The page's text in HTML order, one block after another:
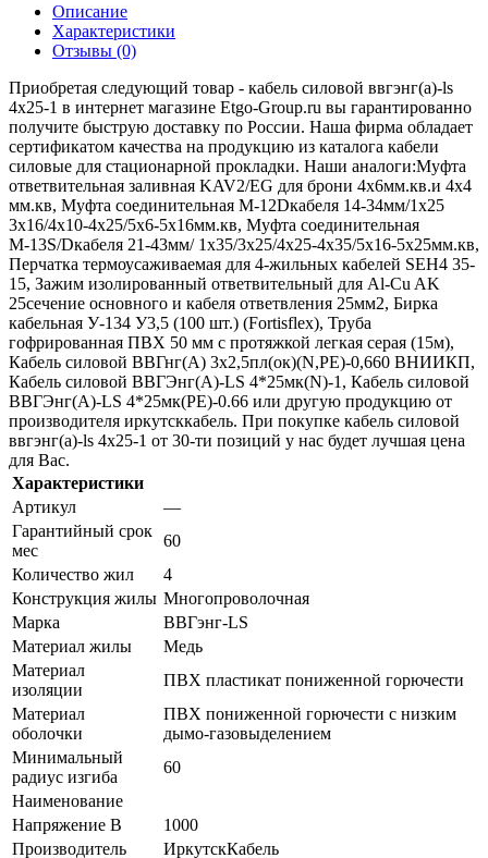
Описание
Характеристики
Отзывы (0)
Приобретая следующий товар - кабель силовой ввгэнг(а)-ls
4х25-1 в интернет магазине Etgo-Group.ru вы гарантированно
получите быструю доставку по России. Наша фирма обладает
сертификатом качества на продукцию из каталога кабели
силовые для стационарной прокладки. Наши аналоги:Муфта
ответвительная заливная KAV2/EG для брони 4х6мм.кв.и 4х4
мм.кв, Муфта соединительная М-12Dкабеля 14-34мм/1х25
3x16/4x10-4x25/5x6-5x16мм.кв, Муфта соединительная
М-13S/Dкабеля 21-43мм/ 1х35/3x25/4x25-4x35/5x16-5x25мм.кв,
Перчатка термоусаживаемая для 4-жильных кабелей SEH4 35-
15, Зажим изолированный ответвительный для Al-Cu AK
25сечение основного и кабеля ответвления 25мм2, Бирка
кабельная У-134 У3,5 (100 шт.) (Fortisflex), Труба
гофрированная ПВХ 50 мм с протяжкой легкая серая (15м),
Кабель силовой ВВГнг(А) 3х2,5пл(ок)(N,PE)-0,660 ВНИИКП,
Кабель силовой ВВГЭнг(А)-LS 4*25мк(N)-1, Кабель силовой
ВВГЭнг(А)-LS 4*25мк(PE)-0.66 или другую продукцию от
производителя иркутсккабель. При покупке кабель силовой
ввгэнг(а)-ls 4х25-1 от 30-ти позиций у нас будет лучшая цена
для Вас.
Характеристики
Артикул
—
Гарантийный срок
мес
60
Количество жил
4
Конструкция жилы Многопроволочная
Марка
ВВГэнг-LS
Материал жилы
Медь
Материал
изоляции
ПВХ пластикат пониженной горючести
Материал
оболочки
ПВХ пониженной горючести с низким
дымо-газовыделением
Минимальный
радиус изгиба
60
Наименование
Напряжение В
1000
Производитель
ИркутскКабель